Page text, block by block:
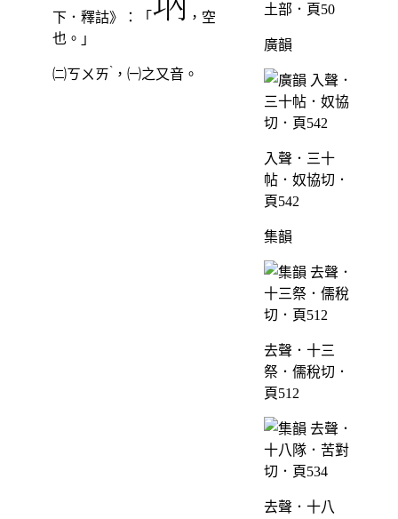
下．釋詁》：「
，空
也。」
㈡ㄎㄨㄞˋ ，㈠之又音。
土部．頁50
廣韻
入聲．三十
帖．奴協切．
頁542
集韻
去聲．十三
祭．儒稅切．
頁512
去聲．十八